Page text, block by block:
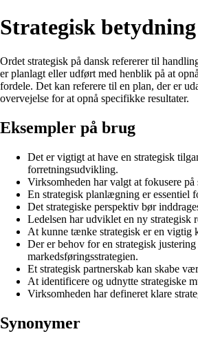
Strategisk betydning
Ordet strategisk på dansk refererer til
er planlagt eller udført med henblik på at
fordele. Det kan referere til en plan, der er
overvejelse for at opnå specifikke resultater.
Eksempler på brug
Det er vigtigt at have en strategisk
forretningsudvikling.
Virksomheden har valgt at fokusere på
En strategisk planlægning er essentiel
Det strategiske perspektiv bør
Ledelsen har udviklet en ny strategisk
At kunne tænke strategisk er en vigtig
Der er behov for en strategisk justering
markedsføringsstrategien.
Et strategisk partnerskab kan skabe
At identificere og udnytte strategiske
Virksomheden har defineret klare
Synonymer